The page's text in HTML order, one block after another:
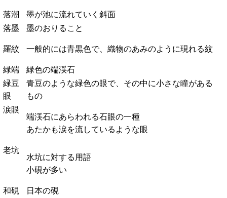
落潮
墨が池に流れていく斜面
落墨
墨のおりること
羅紋 一般的には青黒色で、織物のあみのように現れる紋
緑端
緑色の端渓石
緑豆
眼
青豆のような緑色の眼で、その中に小さな瞳がある
もの
涙眼
端渓石にあらわれる石眼の一種
あたかも涙を流しているような眼
老坑
水坑に対する用語
小硯が多い
和硯 日本の硯